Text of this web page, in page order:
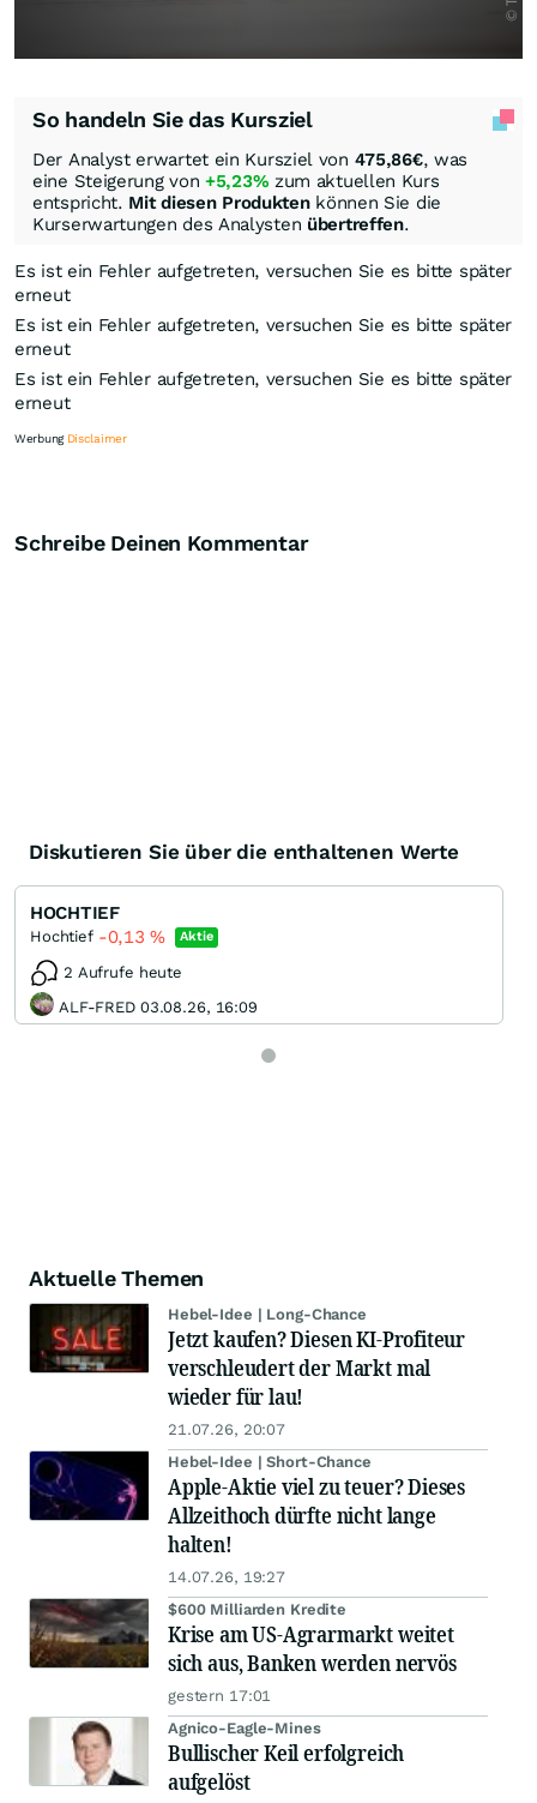
So handeln Sie das Kursziel
Der Analyst erwartet ein Kursziel von 475,86€, was
eine Steigerung von +5,23% zum aktuellen Kurs
entspricht. Mit diesen Produktenkönnen Sie die
Kurserwartungen des Analysten übertreffen.
Es ist ein Fehler aufgetreten, versuchen Sie es bitte später
erneut
Es ist ein Fehler aufgetreten, versuchen Sie es bitte später
erneut
Es ist ein Fehler aufgetreten, versuchen Sie es bitte später
erneut
Werbung Disclaimer
Schreibe Deinen Kommentar
Diskutieren Sie über die enthaltenen Werte
HOCHTIEF
Hochtief -0,13% Aktie
2 Aufrufe heute
ALF-FRED 03.08.26, 16:09
Aktuelle Themen
Hebel-Idee | Long-Chance
Jetzt kaufen? Diesen KI-Profiteur
verschleudert der Markt mal
wieder für lau!
21.07.26, 20:07
Hebel-Idee | Short-Chance
Apple-Aktie viel zu teuer? Dieses
Allzeithoch dürfte nicht lange
halten!
14.07.26, 19:27
$600 Milliarden Kredite
Krise am US-Agrarmarkt weitet
sich aus, Banken werden nervös
gestern 17:01
Agnico-Eagle-Mines
Bullischer Keil erfolgreich
aufgelöst